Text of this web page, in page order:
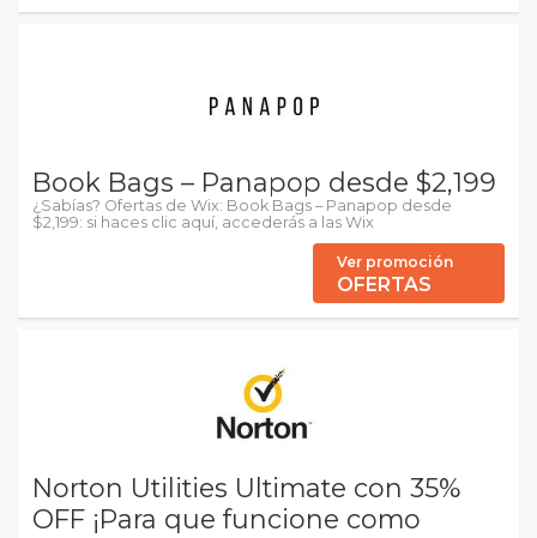
Book Bags – Panapop desde $2,199
¿Sabías? Ofertas de Wix: Book Bags – Panapop desde
$2,199: si haces clic aquí, accederás a las Wix
Ver promoción
OFERTAS
Norton Utilities Ultimate con 35%
OFF ¡Para que funcione como